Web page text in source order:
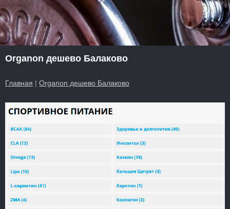
Organon дешево Балаково
Главная | Organon дешево Балаково